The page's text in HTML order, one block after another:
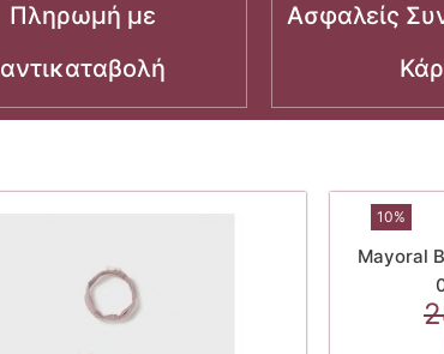
Πληρωμή με
αντικαταβολή
Ασφαλείς
10%
Mayoral